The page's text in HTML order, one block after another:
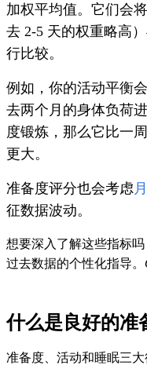
加权平均值。它们会
去 2-5 天的权重略高
行比较。
例如，你的活动平衡
去两个月的身体负荷
度锻炼，那么它比一
更大。
准备度评分也会考虑
征数据波动。
想要深入了解这些指标
过去数据的个性化指导。
什么是良好的准
准备度、活动和睡眠三